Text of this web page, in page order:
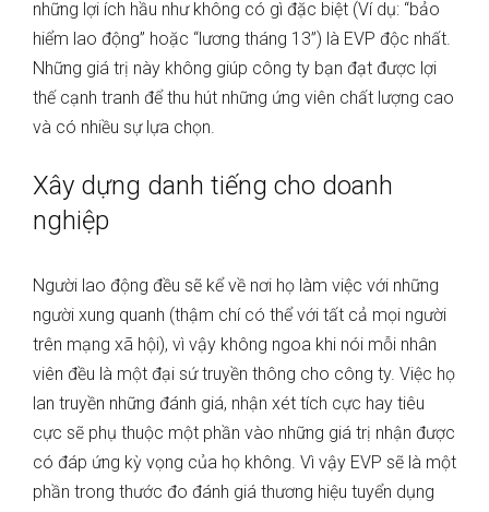
những lợi ích hầu như không có gì đặc biệt (Ví dụ: “bảo
hiểm lao động” hoặc “lương tháng 13”) là EVP độc nhất.
Những giá trị này không giúp công ty bạn đạt được lợi
thế cạnh tranh để thu hút những ứng viên chất lượng cao
và có nhiều sự lựa chọn.
Xây dựng danh tiếng cho doanh
nghiệp
Người lao động đều sẽ kể về nơi họ làm việc với những
người xung quanh (thậm chí có thể với tất cả mọi người
trên mạng xã hội), vì vậy không ngoa khi nói mỗi nhân
viên đều là một đại sứ truyền thông cho công ty. Việc họ
lan truyền những đánh giá, nhận xét tích cực hay tiêu
cực sẽ phụ thuộc một phần vào những giá trị nhận được
có đáp ứng kỳ vọng của họ không. Vì vậy EVP sẽ là một
phần trong thước đo đánh giá thương hiệu tuyển dụng